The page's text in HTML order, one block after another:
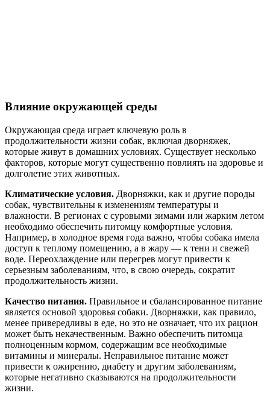
Влияние окружающей среды
Окружающая среда играет ключевую роль в
продолжительности жизни собак, включая дворняжек,
которые живут в домашних условиях. Существует несколько
факторов, которые могут существенно повлиять на здоровье и
долголетие этих животных.
Климатические условия. Дворняжки, как и другие породы
собак, чувствительны к изменениям температуры и
влажности. В регионах с суровыми зимами или жарким летом
необходимо обеспечить питомцу комфортные условия.
Например, в холодное время года важно, чтобы собака имела
доступ к теплому помещению, а в жару — к тени и свежей
воде. Переохлаждение или перегрев могут привести к
серьезным заболеваниям, что, в свою очередь, сократит
продолжительность жизни.
Качество питания. Правильное и сбалансированное питание
является основой здоровья собаки. Дворняжки, как правило,
менее привередливы в еде, но это не означает, что их рацион
может быть некачественным. Важно обеспечить питомца
полноценным кормом, содержащим все необходимые
витамины и минералы. Неправильное питание может
привести к ожирению, диабету и другим заболеваниям,
которые негативно сказываются на продолжительности
жизни.